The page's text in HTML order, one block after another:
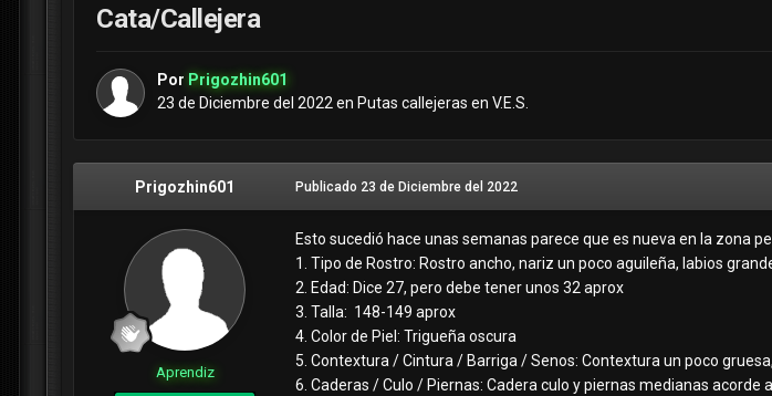
Cata/Callejera
Por Prigozhin601
23 de Diciembre del 2022en Putas callejeras en V.E.S.
Prigozhin601
Aprendiz
Publicado 23 de Diciembre del 2022
Esto sucedió hace unas semanas parece que es nueva en la zona
1. Tipo de Rostro: Rostro ancho, nariz un poco aguileña, labios
2. Edad: Dice 27, pero debe tener unos 32 aprox
3. Talla: 148-149 aprox
4. Color de Piel: Trigueña oscura
5. Contextura / Cintura / Barriga / Senos: Contextura un poco
6. Caderas / Culo / Piernas: Cadera culo y piernas medianas acorde